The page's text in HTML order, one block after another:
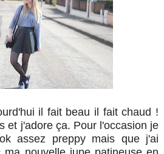
il fait beau il fait chaud !
et j'adore ça. Pour l'occasion je
assez preppy mais que j'ai